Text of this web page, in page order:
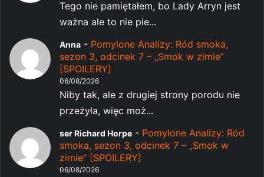
Tego nie pamiętałem, bo Lady Arryn jest
ważna ale to nie pie...
Anna - Pomylone Analizy: Ród smoka,
sezon 3, odcinek 7 – „Smok w zimie”
[SPOILERY]
06/08/2026
Niby tak, ale z drugiej strony porodu nie
przeżyła, więc moż...
ser Richard Horpe - Pomylone Analizy: Ród
smoka, sezon 3, odcinek 7 – „Smok w
zimie” [SPOILERY]
06/08/2026